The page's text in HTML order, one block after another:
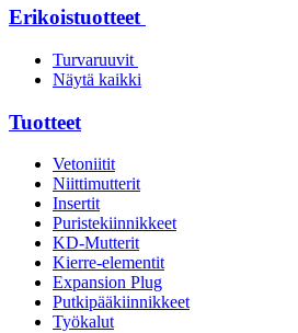
Erikoistuotteet
Turvaruuvit
Näytä kaikki
Tuotteet
Vetoniitit
Niittimutterit
Insertit
Puristekiinnikkeet
KD-Mutterit
Kierre-elementit
Expansion Plug
Putkipääkiinnikkeet
Työkalut